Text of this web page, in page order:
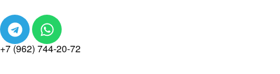
+7 (962) 744-20-72